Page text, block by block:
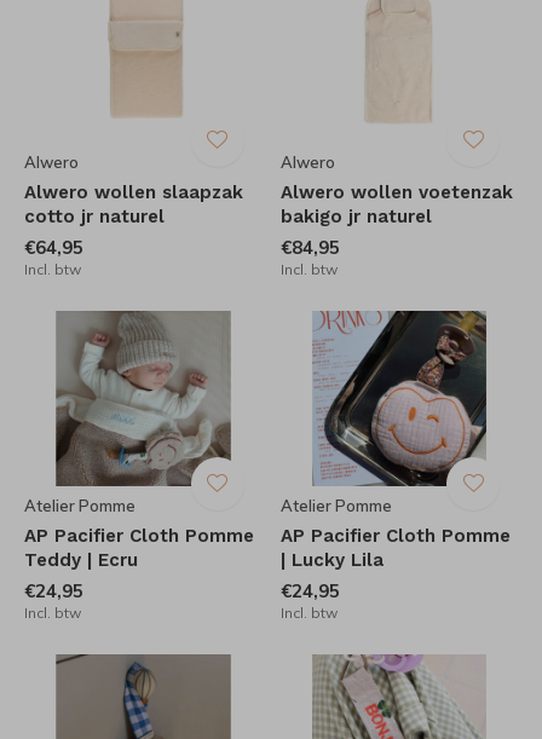
Alwero
Alwero wollen slaapzak
cotto jr naturel
€64,95
Incl. btw
Alwero
Alwero wollen voetenzak
bakigo jr naturel
€84,95
Incl. btw
Atelier Pomme
AP Pacifier Cloth Pomme
Teddy | Ecru
€24,95
Incl. btw
Atelier Pomme
AP Pacifier Cloth Pomme
| Lucky Lila
€24,95
Incl. btw